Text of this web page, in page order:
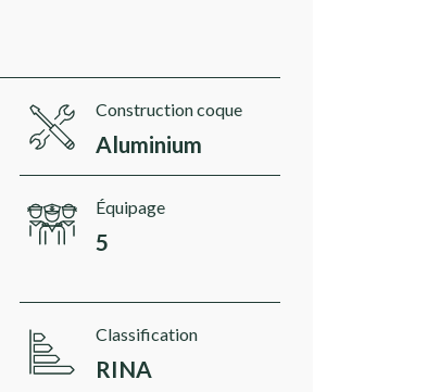
Construction coque
Aluminium
Équipage
5
Classification
RINA